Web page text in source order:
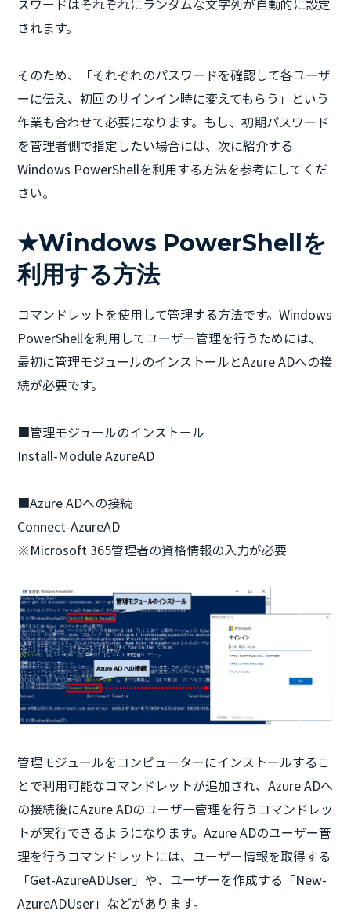
スワードはそれぞれにランダムな文字列が自動的に設定
されます。
そのため、「それぞれのパスワードを確認して各ユーザ
ーに伝え、初回のサインイン時に変えてもらう」という
作業も合わせて必要になります。もし、初期パスワード
を管理者側で指定したい場合には、次に紹介する
Windows PowerShellを利用する方法を参考にしてくだ
さい。
★Windows PowerShellを
利用する方法
コマンドレットを使用して管理する方法です。Windows
PowerShellを利用してユーザー管理を行うためには、
最初に管理モジュールのインストールとAzure ADへの接
続が必要です。
■管理モジュールのインストール
Install-Module AzureAD
■Azure ADへの接続
Connect-AzureAD
※Microsoft 365管理者の資格情報の入力が必要
管理モジュールをコンピューターにインストールするこ
とで利用可能なコマンドレットが追加され、Azure ADへ
の接続後にAzure ADのユーザー管理を行うコマンドレッ
トが実行できるようになります。Azure ADのユーザー管
理を行うコマンドレットには、ユーザー情報を取得する
「Get-AzureADUser」や、ユーザーを作成する「New-
AzureADUser」などがあります。